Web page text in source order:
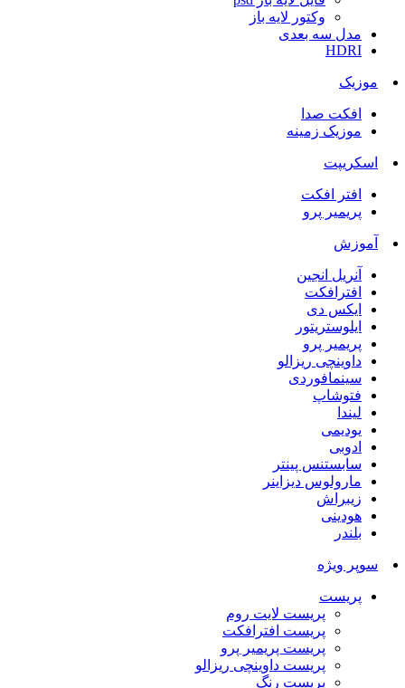
وکتور لایه باز
مدل سه بعدی
HDRI
موزیک
افکت صدا
موزیک زمینه
اسکریپت
افتر افکت
پریمیر پرو
آموزش
آنریل انجین
افترافکت
ایکس دی
ایلوستریتور
پریمیر پرو
داوینچی ریزالو
سینمافوردی
فتوشاپ
لیندا
یودیمی
ادوبی
سابستنس پینتر
مارولوس دیزاینر
زیبراش
هودینی
بلندر
سوپر ویژه
پریست
پریست لایت روم
پریست افترافکت
پریست پریمیر پرو
پریست داوینچی ریزالو
پریست رنگ